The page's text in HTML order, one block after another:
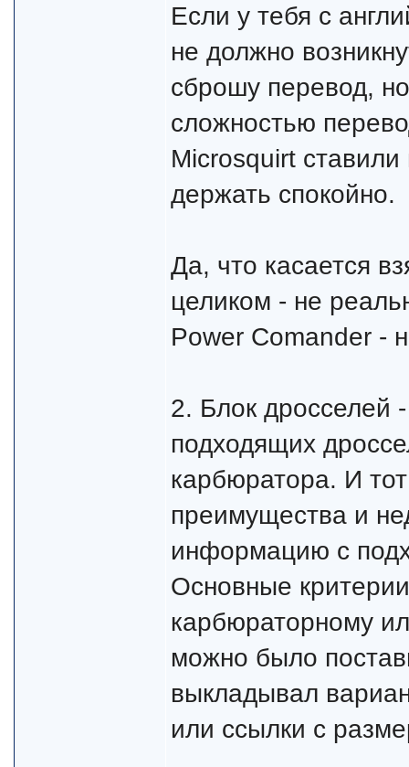
Если у тебя с
не должно
сброшу перевод,
сложностью
Microsquirt
держать спокойно.
Да, что касается
целиком - не
Power Comander -
2. Блок дросселей
подходящих
карбюратора. И
преимущества и
информацию с
Основные
карбюраторному
можно было
выкладывал
или ссылки с